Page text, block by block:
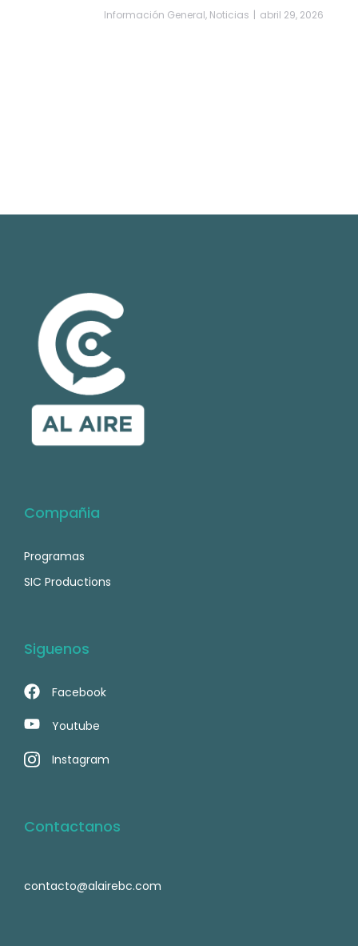
Información General, Noticias abril 29, 2026
Compañia
Programas
SIC Productions
Siguenos
Facebook
Youtube
Instagram
Contactanos
contacto@alairebc.com